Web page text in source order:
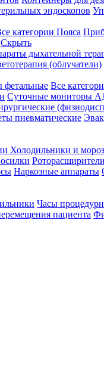
эндоскопов
категории Пояса
Скрыть
дыхательной
(облучатели)
Все
Суточные мониторы
пневматические
Холодильники и
Наркозные аппараты
Часы
пациента